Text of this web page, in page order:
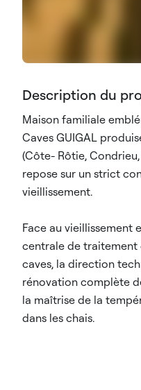
Description du
Maison familiale
Caves GUIGAL
(Côte- Rôtie,
repose sur un strict
vieillissement.
Face au vieillissement
centrale de traitement
caves, la direction
rénovation complète
la maîtrise de la
dans les chais.